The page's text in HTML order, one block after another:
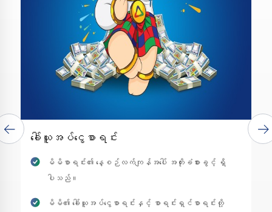
ခေါ်ယူအပ်ငွေစာရင်း
မိမိစာရင်း၏ နေ့စဉ်လက်ကျန်အပေါ် အတိုးခံစားခွင့် ရှိ
ပါသည်။
မိမိ၏ ခေါ်ယူအပ်ငွေစာရင်းနှင့် စာရင်းရှင်စာရင်းတို့